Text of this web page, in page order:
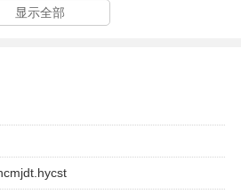
显示全部